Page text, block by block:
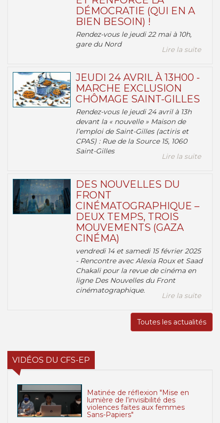
DÉMOCRATIE (QUI EN A
BIEN BESOIN) !
Rendez-vous le jeudi 22 mai à 10h,
gare du Nord
Lire la suite
JEUDI 24 AVRIL À 13H00 -
MARCHE EXCLUSION
CHÔMAGE SAINT-GILLES
Rendez-vous le jeudi 24 avril à 13h
devant la « nouvelle » Maison de
l’emploi de Saint-Gilles (actiris et
CPAS) : Rue de la Source 15, 1060
Saint-Gilles
Lire la suite
DES NOUVELLES DU
FRONT
CINÉMATOGRAPHIQUE –
DEUX TEMPS, TROIS
MOUVEMENTS (GAZA
CINÉMA)
vendredi 14 et samedi 15 février 2025
- Rencontre avec Alexia Roux et Saad
Chakali pour la revue de cinéma en
ligne Des Nouvelles du Front
cinématographique.
Lire la suite
Toutes les actualités
VIDÉOS DU CFS-EP
Matinée de réflexion "Mise en
lumière de l’invisibilité des
violences faites aux femmes
Sans-Papiers"